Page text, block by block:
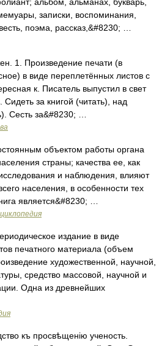
записки, воспоминания,
поэма, рассказ,&#8230; …
1. Произведение печати (в
в виде переплетённых листов с
к. Писатель выпустил в свет
Сидеть за книгой (читать), над
Сесть за&#8230; …
объектом работы органа
страны; качества ее, как
и наблюдения, влияют
населения, в особенности тех
является&#8230; …
издание в виде
печатного материала (объем
художественной, научной,
средство массовой, научной и
Одна из древнейших
къ просвѣщенію ученость.